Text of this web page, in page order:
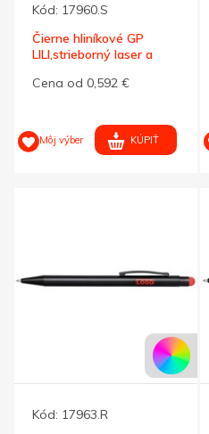
Kód: 17960.S
Čierne hliníkové GP
LILI,strieborný laser a
Cena od 0,592 €
Môj výber KÚPIŤ
Kód: 17963.R